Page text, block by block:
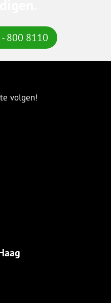
800 8110
volgen!